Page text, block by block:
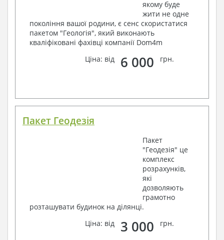
якому буде
жити не одне
покоління вашої родини, є сенс скористатися
пакетом "Геологія", який виконають
кваліфіковані фахівці компанії Dom4m
Ціна: від
6 000 грн.
Пакет Геодезія
Пакет
"Геодезія" це
комплекс
розрахунків,
які
дозволяють
грамотно
розташувати будинок на ділянці.
Ціна: від
3 000 грн.